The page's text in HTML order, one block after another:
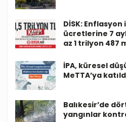
DİSK:
ücretlerine 7
az 1 trilyon 487
İPA, küresel
MeTTA’ya
Balıkesir’de
yangınlar